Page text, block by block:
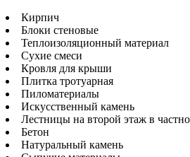
Кирпич
Блоки стеновые
Теплоизоляционный материал
Сухие смеси
Кровля для крыши
Плитка тротуарная
Пиломатериалы
Искусственный камень
Лестницы на второй этаж в
Бетон
Натуральный камень